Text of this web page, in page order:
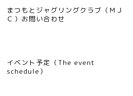
まつもとジャグリングクラブ（ＭＪ
Ｃ）お問い合わせ
イベント予定（The event
schedule）